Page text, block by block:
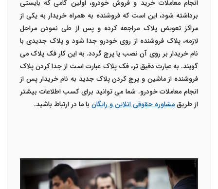
انجام معاملات خرید و فروش خودرو، اولین گامی که بایستی
برداشته شود، این است که فروشنده به همراه خریدار به یکی از
مراکز تعویض پلاک مراجعه کرده و پس از طی نمودن مراحل
لازمه، پلاک فروشنده از روی خودرو جدا شود و پلاک جدیدی با
نام خریدار بر روی آن نصب یا پرچ گردد. به این کار فک پلاک می
گویند. به عبارت دقیق تر، فک پلاک عبارت است از جدا کردن پلاک
فروشنده از ماشین و پرچ کردن پلاک جدید به نام خریدار پس از
انجام معاملات خودرو. شما می توانید برای کسب اطلاعات بیشتر
از طریقمشاوره حقوقی انلاین و رایگان با ما در ارتباط باشید.